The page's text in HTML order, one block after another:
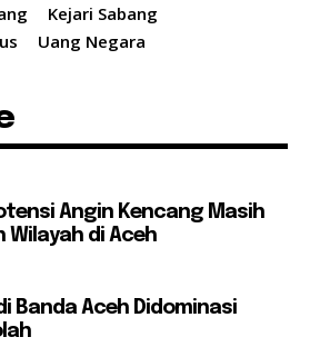
Kejari Sabang
Uang Negara
Angin Kencang Masih
Wilayah di Aceh
Banda Aceh Didominasi